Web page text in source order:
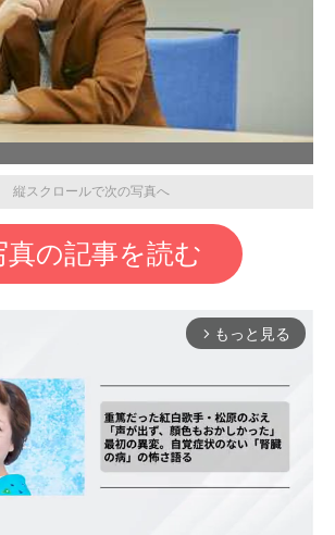
縦スクロールで次の写真へ
真の記事を読む
arrow_forward_ios もっと見る